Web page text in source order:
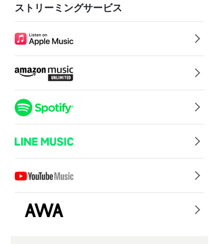
ストリーミングサービス